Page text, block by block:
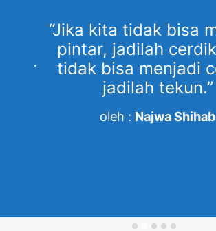
“Jika kita tidak bisa
pintar, jadilah
tidak bisa menjadi
jadilah tekun.”
oleh : Najwa Shihab
Wahyudin